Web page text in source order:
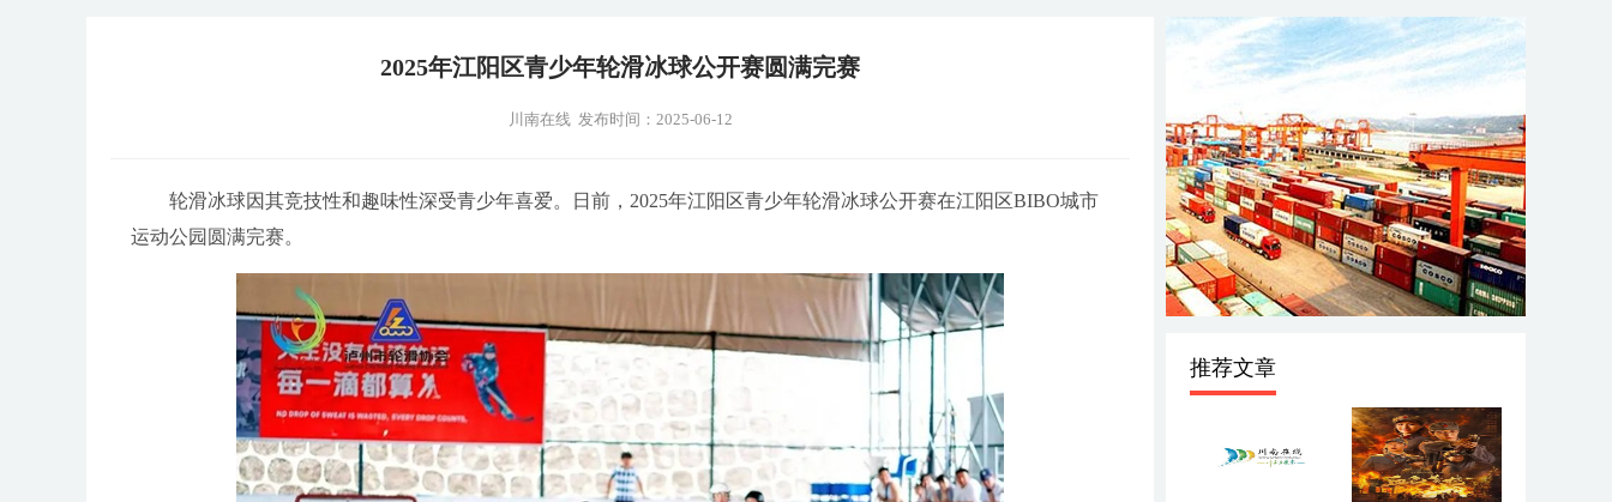
2025年江阳区青少年轮滑冰球公开赛圆满完赛
川南在线 发布时间：2025-06-12
轮滑冰球因其竞技性和趣味性深受青少年喜爱。日前，2025年江阳区青少年轮滑冰球公开赛在江阳区BIBO城市
运动公园圆满完赛。
推荐文章